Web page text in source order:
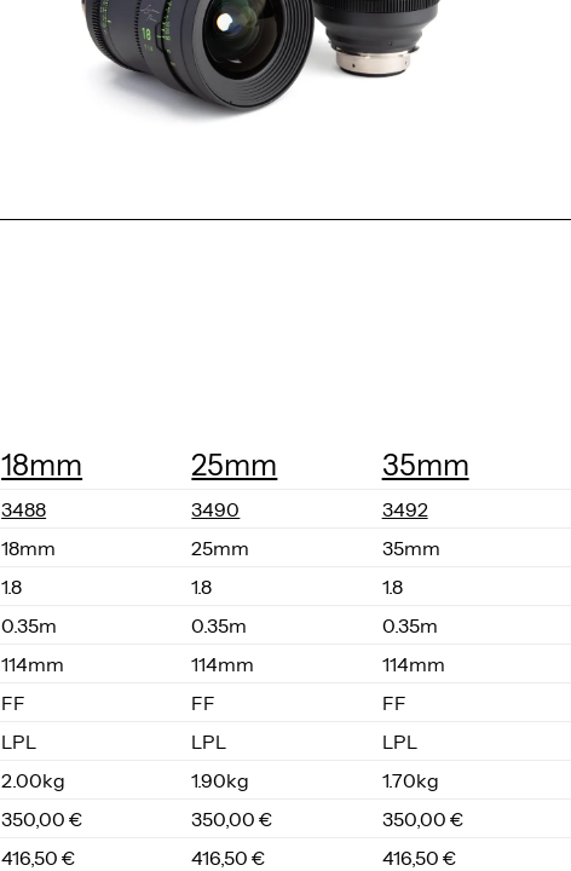
18mm
3488
18mm
1.8
0.35m
114mm
FF
LPL
2.00kg
350,00 €
416,50 €
25mm
3490
25mm
1.8
0.35m
114mm
FF
LPL
1.90kg
350,00 €
416,50 €
35mm
3492
35mm
1.8
0.35m
114mm
FF
LPL
1.70kg
350,00 €
416,50 €